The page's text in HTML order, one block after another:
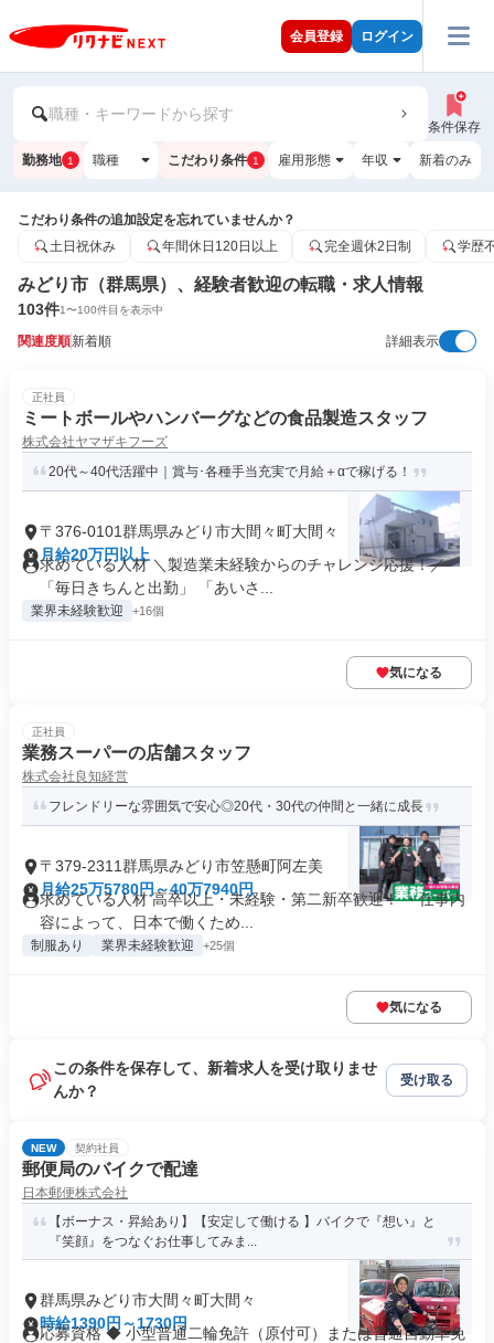
会員登録 ログイン
職種・キーワードから探す
条件保存
勤務地 1 職種 こだわり条件 1 雇用形態 年収 新着のみ
こだわり条件の追加設定を忘れていませんか？
土日祝休み
年間休日120日以上 完全週休2日制 学歴
みどり市（群馬県）、経験者歓迎の転職・求人情報
103件1〜100件目を表示中
関連度順新着順 詳細表示
正社員
ミートボールやハンバーグなどの食品製造スタッフ
株式会社ヤマザキフーズ
20代～40代活躍中｜賞与･各種手当充実で月給＋αで稼げる！
〒376-0101群馬県みどり市大間々町大間々
月給20万円以上
求めている人材 ＼製造業未経験からのチャレンジ応援！／
「毎日きちんと出勤」 「あいさ...
業界未経験歓迎 +16個
気になる
正社員
業務スーパーの店舗スタッフ
株式会社良知経営
フレンドリーな雰囲気で安心◎20代・30代の仲間と一緒に成長
〒379-2311群馬県みどり市笠懸町阿左美
月給25万5780円～40万7940円
求めている人材 高卒以上・未経験・第二新卒歓迎！ ・仕事内
容によって、日本で働くため...
制服あり 業界未経験歓迎 +25個
気になる
この条件を保存して、新着求人を受け取りませ
んか？
受け取る
NEW 契約社員
郵便局のバイクで配達
日本郵便株式会社
【ボーナス・昇給あり】【安定して働ける 】バイクで『想い』と
『笑顔』をつなぐお仕事してみま...
群馬県みどり市大間々町大間々
時給1390円～1730円
応募資格 ◆ 小型普通二輪免許（原付可）または普通自動車免